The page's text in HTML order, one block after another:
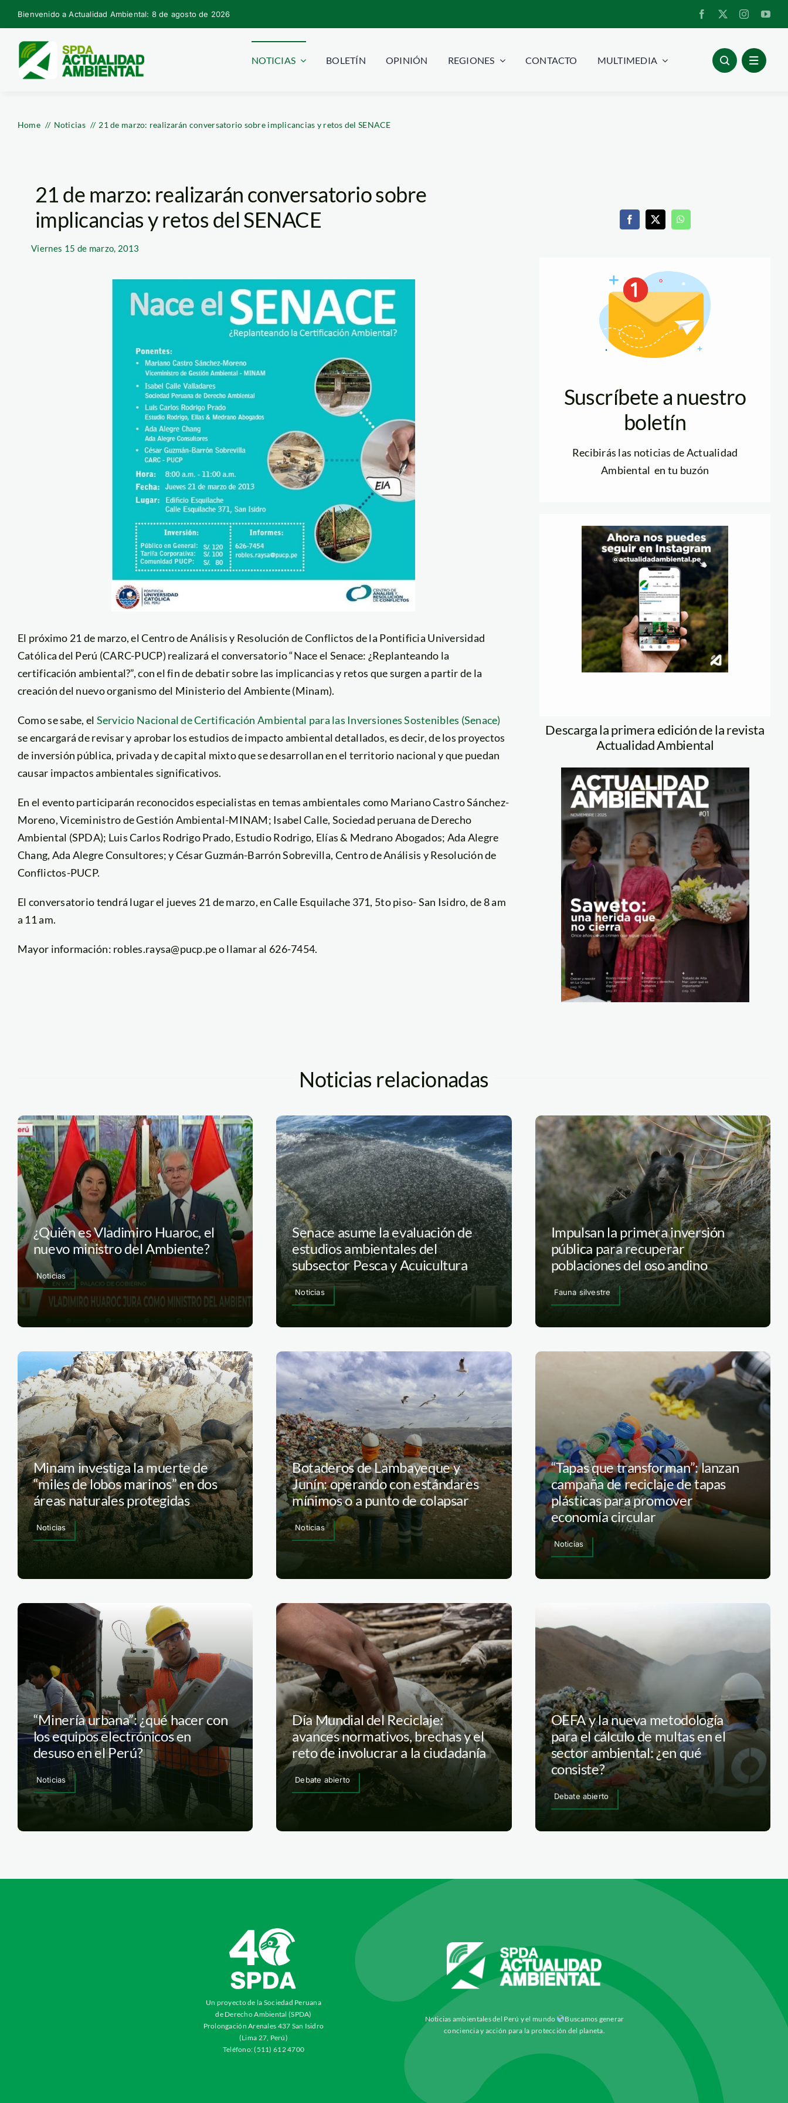
Skip
to
content
Bienvenido a Actualidad Ambiental: 8 de agosto de 2026
NOTICIAS BOLETÍN OPINIÓN REGIONES CONTACTO MULTIMEDIA
Home Noticias 21 de marzo: realizarán conversatorio sobre implicancias y retos del SENACE
21 de marzo: realizarán conversatorio sobre
implicancias y retos del SENACE
Viernes 15 de marzo, 2013
El próximo 21 de marzo, el Centro de Análisis y Resolución de Conflictos de la Pontificia Universidad
Católica del Perú (CARC-PUCP) realizará el conversatorio “Nace el Senace: ¿Replanteando la
certificación ambiental?”, con el fin de debatir sobre las implicancias y retos que surgen a partir de la
creación del nuevo organismo del Ministerio del Ambiente (Minam).
Como se sabe, el Servicio Nacional de Certificación Ambiental para las Inversiones Sostenibles (Senace)
se encargará de revisar y aprobar los estudios de impacto ambiental detallados, es decir, de los proyectos
de inversión pública, privada y de capital mixto que se desarrollan en el territorio nacional y que puedan
causar impactos ambientales significativos.
En el evento participarán reconocidos especialistas en temas ambientales como Mariano Castro Sánchez-
Moreno, Viceministro de Gestión Ambiental-MINAM; Isabel Calle, Sociedad peruana de Derecho
Ambiental (SPDA); Luis Carlos Rodrigo Prado, Estudio Rodrigo, Elías & Medrano Abogados; Ada Alegre
Chang, Ada Alegre Consultores; y César Guzmán-Barrón Sobrevilla, Centro de Análisis y Resolución de
Conflictos-PUCP.
El conversatorio tendrá lugar el jueves 21 de marzo, en Calle Esquilache 371, 5to piso- San Isidro, de 8 am
a 11 am.
Mayor información: robles.raysa@pucp.pe o llamar al 626-7454.
Suscríbete a nuestro
boletín
Recibirás las noticias de Actualidad
Ambiental en tu buzón
Descarga la primera edición de la revista
Actualidad Ambiental
Noticias relacionadas
¿Quién es Vladimiro Huaroc, el
nuevo ministro del Ambiente?
Noticias
Senace asume la evaluación de
estudios ambientales del
subsector Pesca y Acuicultura
Noticias
Impulsan la primera inversión
pública para recuperar
poblaciones del oso andino
Fauna silvestre
Minam investiga la muerte de
“miles de lobos marinos” en dos
áreas naturales protegidas
Noticias
Botaderos de Lambayeque y
Junín: operando con estándares
mínimos o a punto de colapsar
Noticias
“Tapas que transforman”: lanzan
campaña de reciclaje de tapas
plásticas para promover
economía circular
Noticias
“Minería urbana”: ¿qué hacer con
los equipos electrónicos en
desuso en el Perú?
Noticias
Día Mundial del Reciclaje:
avances normativos, brechas y el
reto de involucrar a la ciudadanía
Debate abierto
OEFA y la nueva metodología
para el cálculo de multas en el
sector ambiental: ¿en qué
consiste?
Debate abierto
Un proyecto de la Sociedad Peruana
de Derecho Ambiental (SPDA)
Prolongación Arenales 437 San Isidro
(Lima 27, Perú)
Teléfono: (511) 612 4700
Noticias ambientales del Perú y el mundo
Buscamos generar
conciencia y acción para la protección del planeta.